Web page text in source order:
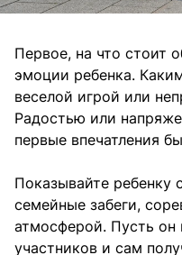
Первое, на что стоит
эмоции ребенка.
веселой игрой или
Радостью или
первые впечатления
Показывайте ребенку
семейные забеги,
атмосферой. Пусть
участников и сам